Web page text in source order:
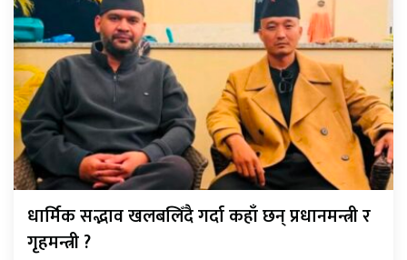
धार्मिक सद्भाव खलबलिँदै गर्दा कहाँ छन् प्रधानमन्त्री र
गृहमन्त्री ?